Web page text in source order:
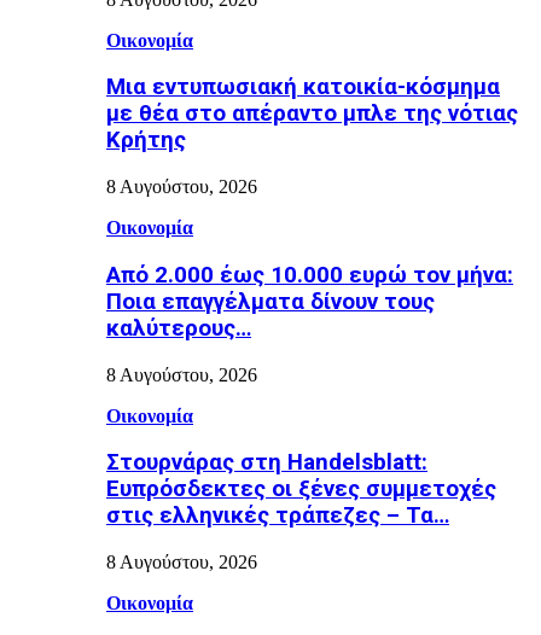
Οικονομία
Μια εντυπωσιακή κατοικία-κόσμημα
με θέα στο απέραντο μπλε της νότιας
Κρήτης
8 Αυγούστου, 2026
Οικονομία
Από 2.000 έως 10.000 ευρώ τον μήνα:
Ποια επαγγέλματα δίνουν τους
καλύτερους…
8 Αυγούστου, 2026
Οικονομία
Στουρνάρας στη Handelsblatt:
Ευπρόσδεκτες οι ξένες συμμετοχές
στις ελληνικές τράπεζες – Τα…
8 Αυγούστου, 2026
Οικονομία